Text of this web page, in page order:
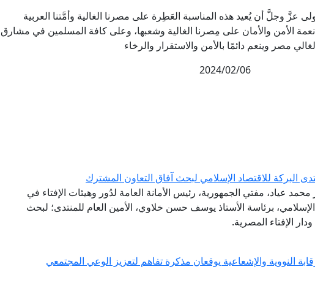
عزَّ وجلَّ أن يُعيد هذه المناسبة العَطِرة على مصرنا الغالية وأمَّتنا العربية
نعمة الأمن والأمان على مِصرنا الغالية وشعبها، وعلى كافة المسلمين في مشارق
مصر وينعم دائمًا بالأمن والاستقرار والرخاء
2024/02/06
البركة للاقتصاد الإسلامي لبحث آفاق التعاون المشترك
عياد، مفتي الجمهورية، رئيس الأمانة العامة لدُور وهيئات الإفتاء في
الإسلامي، برئاسة الأستاذ يوسف حسن خلاوي، الأمين العام للمنتدى؛ لبحث
الإفتاء المصرية.
النووية والإشعاعية يوقعان مذكرة تفاهم لتعزيز الوعي المجتمعي